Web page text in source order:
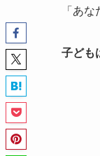
「あ
子ども